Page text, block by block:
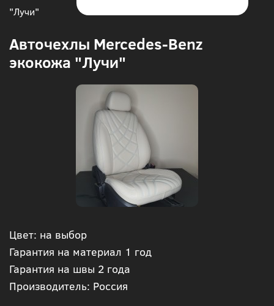
"Лучи"
Авточехлы Mercedes-Benz
экокожа "Лучи"
Цвет: на выбор
Гарантия на материал 1 год
Гарантия на швы 2 года
Производитель: Россия